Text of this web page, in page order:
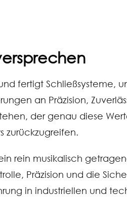
fertigt Schließsysteme,
an Präzision,
der genau diese
zurückzugreifen.
rein musikalisch
Präzision und die
in industriellen und